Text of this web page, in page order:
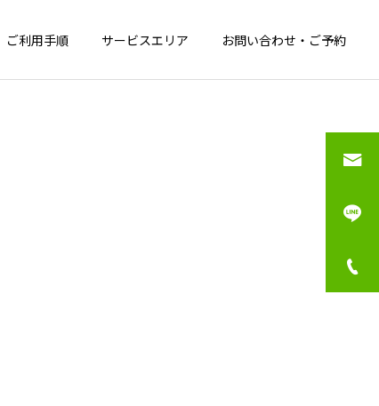
ご利用手順 サービスエリア お問い合わせ・ご予約